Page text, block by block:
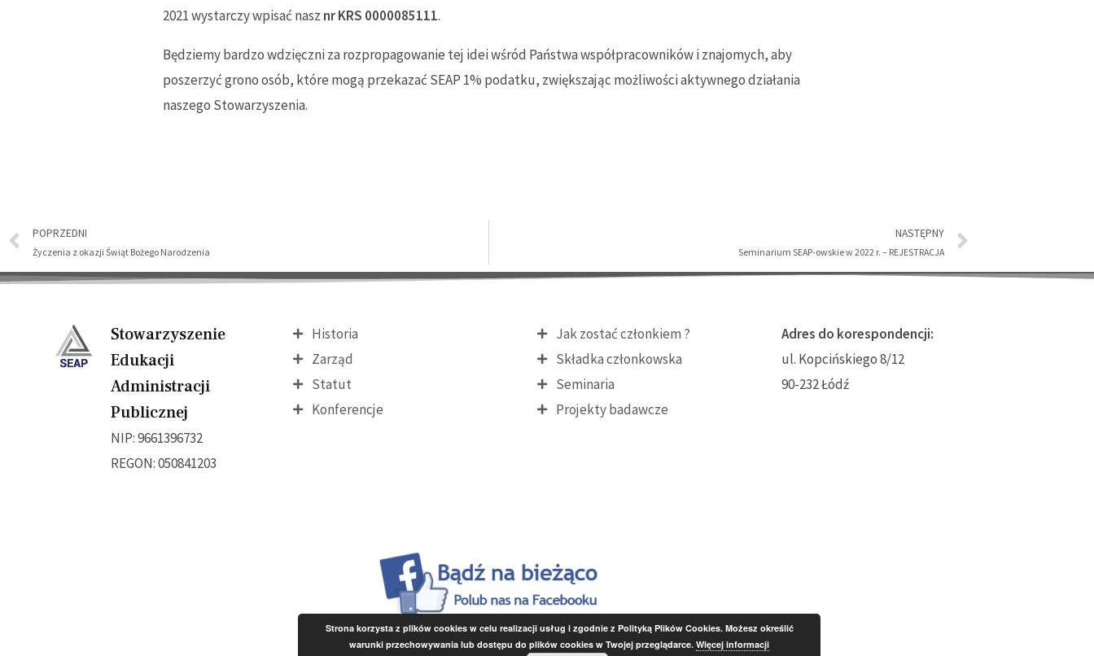
2021 wystarczy wpisać nasz nr KRS 0000085111.
Będziemy bardzo wdzięczni za rozpropagowanie tej idei wśród Państwa współpracowników i znajomych, aby
poszerzyć grono osób, które mogą przekazać SEAP 1% podatku, zwiększając możliwości aktywnego działania
naszego Stowarzyszenia.
POPRZEDNI
Życzenia z okazji Świąt Bożego Narodzenia
NASTĘPNY
Seminarium SEAP-owskie w 2022 r. – REJESTRACJA
Stowarzyszenie
Edukacji
Administracji
Publicznej
NIP: 9661396732
REGON: 050841203
Historia
Zarząd
Statut
Konferencje
Jak zostać członkiem ?
Składka członkowska
Seminaria
Projekty badawcze
Adres do korespondencji:
ul. Kopcińskiego 8/12
90-232 Łódź
Strona korzysta z plików cookies w celu realizacji usług i zgodnie z Polityką Plików Cookies. Możesz określić
warunki przechowywania lub dostępu do plików cookies w Twojej przeglądarce. Więcej informacji